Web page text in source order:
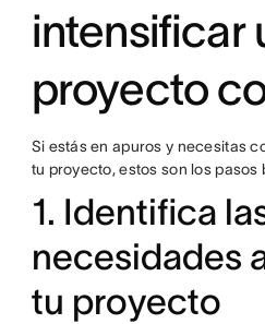
intensificar
proyecto
Si estás en apuros y necesitas
tu proyecto, estos son los pasos
1. Identifica
necesidades
tu proyecto